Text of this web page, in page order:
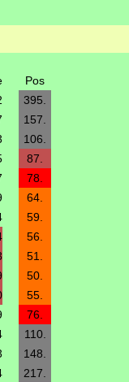
Pos
395.
157.
106.
87.
78.
64.
59.
56.
51.
50.
55.
76.
110.
148.
217.